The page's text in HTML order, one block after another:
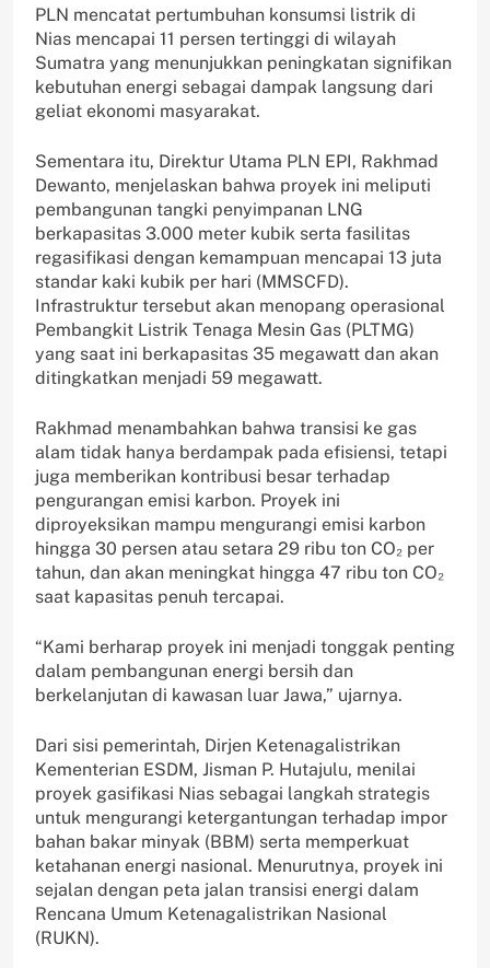
PLN mencatat pertumbuhan konsumsi listrik di
Nias mencapai 11 persen tertinggi di wilayah
Sumatra yang menunjukkan peningkatan signifikan
kebutuhan energi sebagai dampak langsung dari
geliat ekonomi masyarakat.
Sementara itu, Direktur Utama PLN EPI, Rakhmad
Dewanto, menjelaskan bahwa proyek ini meliputi
pembangunan tangki penyimpanan LNG
berkapasitas 3.000 meter kubik serta fasilitas
regasifikasi dengan kemampuan mencapai 13 juta
standar kaki kubik per hari (MMSCFD).
Infrastruktur tersebut akan menopang operasional
Pembangkit Listrik Tenaga Mesin Gas (PLTMG)
yang saat ini berkapasitas 35 megawatt dan akan
ditingkatkan menjadi 59 megawatt.
Rakhmad menambahkan bahwa transisi ke gas
alam tidak hanya berdampak pada efisiensi, tetapi
juga memberikan kontribusi besar terhadap
pengurangan emisi karbon. Proyek ini
diproyeksikan mampu mengurangi emisi karbon
hingga 30 persen atau setara 29 ribu ton CO₂ per
tahun, dan akan meningkat hingga 47 ribu ton CO₂
saat kapasitas penuh tercapai.
“Kami berharap proyek ini menjadi tonggak penting
dalam pembangunan energi bersih dan
berkelanjutan di kawasan luar Jawa,” ujarnya.
Dari sisi pemerintah, Dirjen Ketenagalistrikan
Kementerian ESDM, Jisman P. Hutajulu, menilai
proyek gasifikasi Nias sebagai langkah strategis
untuk mengurangi ketergantungan terhadap impor
bahan bakar minyak (BBM) serta memperkuat
ketahanan energi nasional. Menurutnya, proyek ini
sejalan dengan peta jalan transisi energi dalam
Rencana Umum Ketenagalistrikan Nasional
(RUKN).